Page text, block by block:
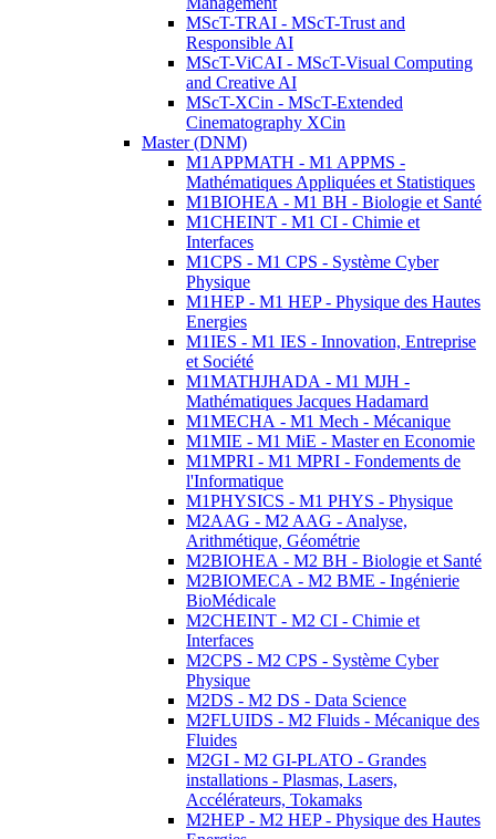
MScT-TRAI - MScT-Trust and
Responsible AI
MScT-ViCAI - MScT-Visual Computing
and Creative AI
MScT-XCin - MScT-Extended
Cinematography XCin
Master (DNM)
M1APPMATH - M1 APPMS -
Mathématiques Appliquées et Statistiques
M1BIOHEA - M1 BH - Biologie et Santé
M1CHEINT - M1 CI - Chimie et
Interfaces
M1CPS - M1 CPS - Système Cyber
Physique
M1HEP - M1 HEP - Physique des Hautes
Energies
M1IES - M1 IES - Innovation, Entreprise
et Société
M1MATHJHADA - M1 MJH -
Mathématiques Jacques Hadamard
M1MECHA - M1 Mech - Mécanique
M1MIE - M1 MiE - Master en Economie
M1MPRI - M1 MPRI - Fondements de
l'Informatique
M1PHYSICS - M1 PHYS - Physique
M2AAG - M2 AAG - Analyse,
Arithmétique, Géométrie
M2BIOHEA - M2 BH - Biologie et Santé
M2BIOMECA - M2 BME - Ingénierie
BioMédicale
M2CHEINT - M2 CI - Chimie et
Interfaces
M2CPS - M2 CPS - Système Cyber
Physique
M2DS - M2 DS - Data Science
M2FLUIDS - M2 Fluids - Mécanique des
Fluides
M2GI - M2 GI-PLATO - Grandes
installations - Plasmas, Lasers,
Accélérateurs, Tokamaks
M2HEP - M2 HEP - Physique des Hautes